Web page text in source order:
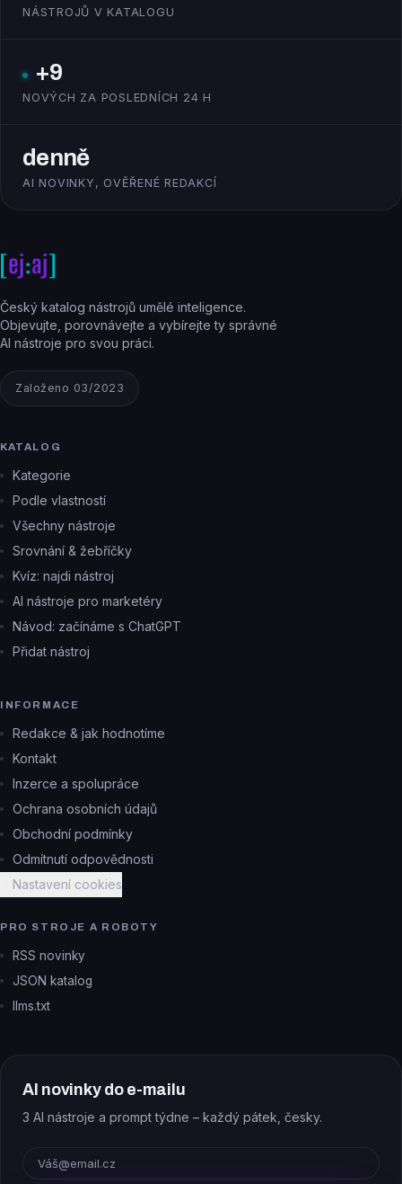
NÁSTROJŮ V KATALOGU
+9
NOVÝCH ZA POSLEDNÍCH 24 H
denně
AI NOVINKY, OVĚŘENÉ REDAKCÍ
Český katalog nástrojů umělé inteligence.
Objevujte, porovnávejte a vybírejte ty správné
AI nástroje pro svou práci.
Založeno 03/2023
KATALOG
Kategorie
Podle vlastností
Všechny nástroje
Srovnání & žebříčky
Kvíz: najdi nástroj
AI nástroje pro marketéry
Návod: začínáme s ChatGPT
Přidat nástroj
INFORMACE
Redakce & jak hodnotíme
Kontakt
Inzerce a spolupráce
Ochrana osobních údajů
Obchodní podmínky
Odmítnutí odpovědnosti
Nastavení cookies
PRO STROJE A ROBOTY
RSS novinky
JSON katalog
llms.txt
AI novinky do e-mailu
3 AI nástroje a prompt týdne – každý pátek, česky.